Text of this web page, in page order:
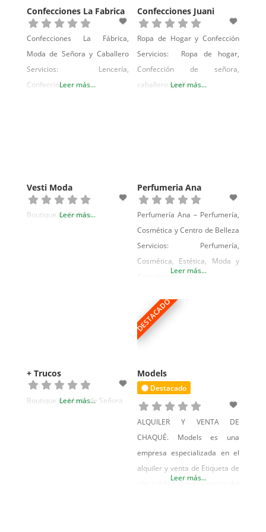
Confecciones La Fabrica
Confecciones La Fábrica,
Moda de Señora y Caballero
Servicios: Lencería,
ConfecciónLeer más...
Confecciones Juani
Ropa de Hogar y Confección
Servicios: Ropa de hogar,
Confección de señora,
caballero y niñoLeer más...
Vesti Moda
Boutique de Señora
Leer más...
Perfumeria Ana
Perfumería Ana – Perfumería,
Cosmética y Centro de Belleza
Servicios: Perfumería,
Cosmética, Estética, Moda y
Complementos
Leer más...
+ Trucos
Boutique de Moda de Señora
Leer más...
DESTACADO
Models
Destacado
ALQUILER Y VENTA DE
CHAQUÉ. Models es una
empresa especializada en el
alquiler y venta de Etiqueta de
alta calidad al mejor precio del
Leer más...